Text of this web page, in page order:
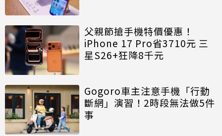
父親節搶手機特價優惠！
iPhone 17 Pro省3710元 三
星S26+狂降8千元
Gogoro車主注意手機「行動
斷網」演習！2時段無法做5件
事